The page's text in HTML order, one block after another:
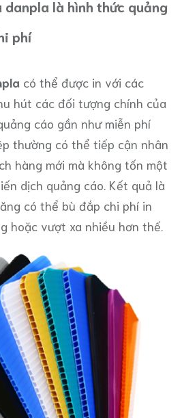
danpla là hình thức quảng
phí
có thể được in với các
hút các đối tượng chính của
cáo gần như miễn phí
thường có thể tiếp cận nhân
hàng mới mà không tốn một
dịch quảng cáo. Kết quả là
có thể bù đắp chi phí in
hoặc vượt xa nhiều hơn thế.